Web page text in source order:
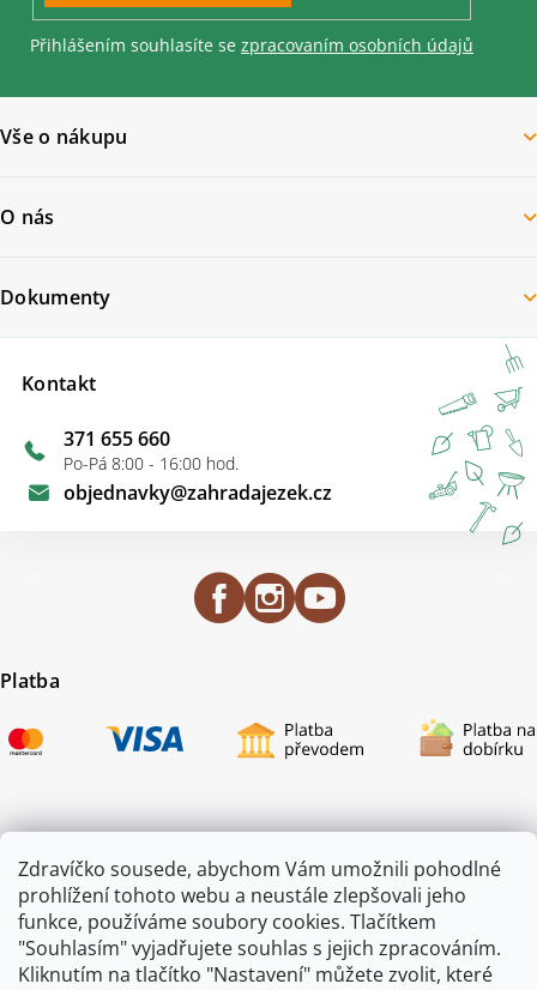
Zdravíčko sousede, abychom Vám umožnili pohodlné
prohlížení tohoto webu a neustále zlepšovali jeho
funkce, používáme soubory cookies. Tlačítkem
"Souhlasím" vyjadřujete souhlas s jejich zpracováním.
Kliknutím na tlačítko "Nastavení" můžete zvolit, které
Přihlášením souhlasíte se zpracovaním osobních údajů
Vše o nákupu
O nás
Kontakt
objednavky@zahradajezek.cz
371 655 660
Po-Pá 8:00 - 16:00 hod.
Dokumenty
Platba